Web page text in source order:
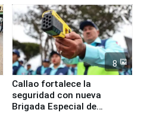
8
Callao fortalece la
seguridad con nueva
Brigada Especial de